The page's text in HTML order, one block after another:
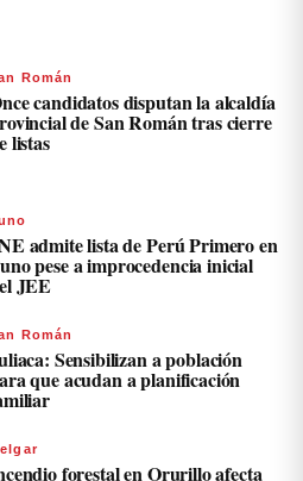
Román
candidatos disputan la alcaldía
de San Román tras cierre
listas
admite lista de Perú Primero en
pese a improcedencia inicial
JEE
Román
Sensibilizan a población
que acudan a planificación
forestal en Orurillo afecta